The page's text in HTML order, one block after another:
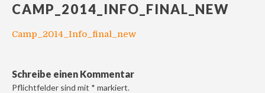
CAMP_2014_INFO_FINAL_NEW
Camp_2014_Info_final_new
Schreibe einen Kommentar
Pflichtfelder sind mit * markiert.